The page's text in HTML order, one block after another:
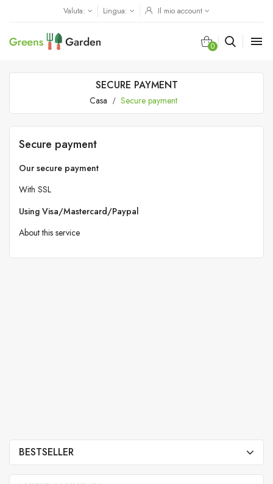
Valuta: Lingua: Il mio account
0 
SECURE PAYMENT
Casa Secure payment
Secure payment
Our secure payment
With SSL
Using Visa/Mastercard/Paypal
About this service
BESTSELLER